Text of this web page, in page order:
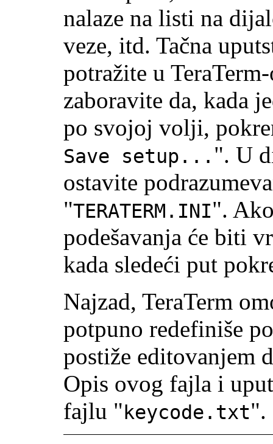
nalaze na listi na
veze, itd. Tačna
potražite u
zaboravite da, kada
po svojoj volji,
Save setup... ". U
ostavite
"TERATERM.INI".
podešavanja će biti
kada sledeći put
Najzad, TeraTerm
potpuno redefiniše
postiže editovanjem
Opis ovog fajla i
fajlu " keycode.txt".